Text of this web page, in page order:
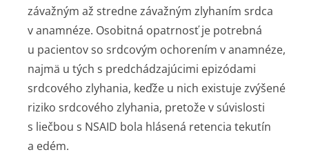
závažným až stredne závažným zlyhaním srdca
v anamnéze. Osobitná opatrnosť je potrebná
u pacientov so srdcovým ochorením v anamnéze,
najmä u tých s predchádzajúcimi epizódami
srdcového zlyhania, keďže u nich existuje zvýšené
riziko srdcového zlyhania, pretože v súvislosti
s liečbou s NSAID bola hlásená retencia tekutín
a edém.